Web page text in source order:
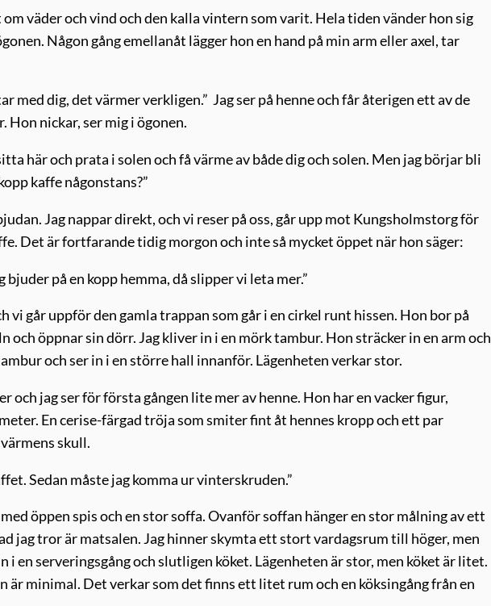
väder och vind och den kalla vintern som varit. Hela tiden vänder hon sig
Någon gång emellanåt lägger hon en hand på min arm eller axel, tar
med dig, det värmer verkligen.” Jag ser på henne och får återigen ett av de
Hon nickar, ser mig i ögonen.
här och prata i solen och få värme av både dig och solen. Men jag börjar bli
kaffe någonstans?”
Jag nappar direkt, och vi reser på oss, går upp mot Kungsholmstorg för
Det är fortfarande tidig morgon och inte så mycket öppet när hon säger:
bjuder på en kopp hemma, då slipper vi leta mer.”
vi går uppför den gamla trappan som går i en cirkel runt hissen. Hon bor på
och öppnar sin dörr. Jag kliver in i en mörk tambur. Hon sträcker in en arm och
och ser in i en större hall innanför. Lägenheten verkar stor.
och jag ser för första gången lite mer av henne. Hon har en vacker figur,
En cerise-färgad tröja som smiter fint åt hennes kropp och ett par
skull.
Sedan måste jag komma ur vinterskruden.”
öppen spis och en stor soffa. Ovanför soffan hänger en stor målning av ett
jag tror är matsalen. Jag hinner skymta ett stort vardagsrum till höger, men
i en serveringsgång och slutligen köket. Lägenheten är stor, men köket är litet.
är minimal. Det verkar som det finns ett litet rum och en köksingång från en